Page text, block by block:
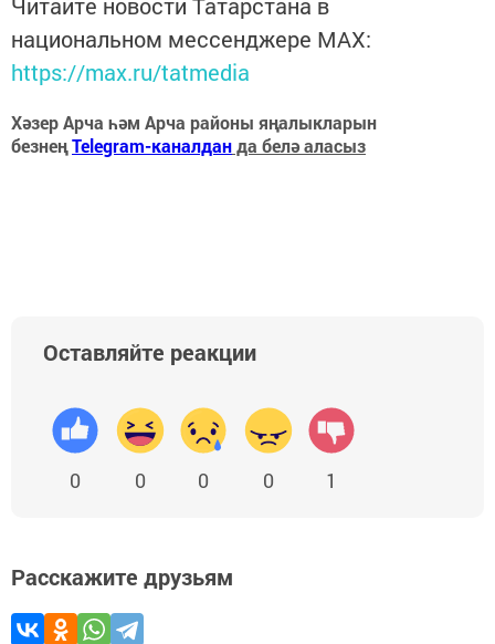
национальном мессенджере MАХ:
https://max.ru/tatmedia
Хәзер Арча һәм Арча районы яңалыкларын
безнеңTelegram-каналданда белә аласыз
Оставляйте реакции
0 0 0 0 1
Расскажите друзьям